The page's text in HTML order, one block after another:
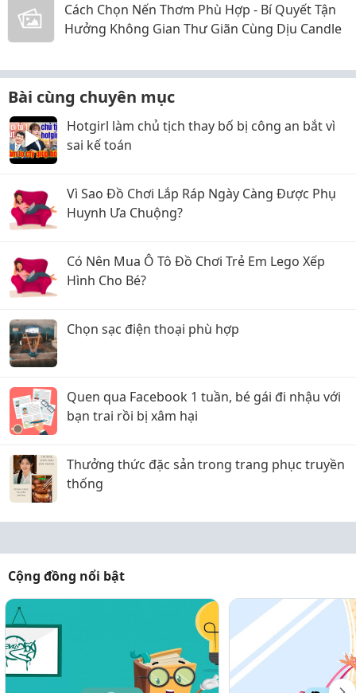
Cách Chọn Nến Thơm Phù Hợp - Bí Quyết Tận
Hưởng Không Gian Thư Giãn Cùng Dịu Candle
Bài cùng chuyên mục
Hotgirl làm chủ tịch thay bố bị công an bắt vì
sai kế toán
Vì Sao Đồ Chơi Lắp Ráp Ngày Càng Được Phụ
Huynh Ưa Chuộng?
Có Nên Mua Ô Tô Đồ Chơi Trẻ Em Lego Xếp
Hình Cho Bé?
Chọn sạc điện thoại phù hợp
Quen qua Facebook 1 tuần, bé gái đi nhậu với
bạn trai rồi bị xâm hại
Thưởng thức đặc sản trong trang phục truyền
thống
Cộng đồng nổi bật